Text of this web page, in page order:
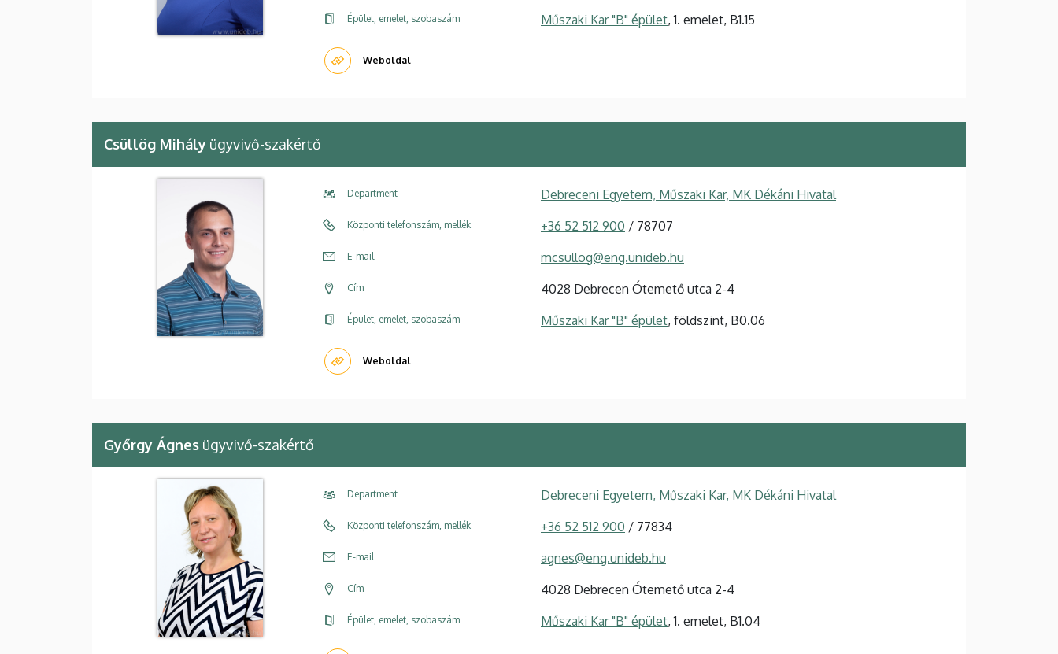
Épület, emelet, szobaszám Műszaki Kar "B" épület, 1. emelet, B1.15
Weboldal
Csüllög Mihály ügyvivő-szakértő
Department Debreceni Egyetem, Műszaki Kar, MK Dékáni Hivatal
Központi telefonszám, mellék +36 52 512 900 / 78707
E-mail mcsullog@eng.unideb.hu
Cím 4028 Debrecen Ótemető utca 2-4
Épület, emelet, szobaszám Műszaki Kar "B" épület, földszint, B0.06
Weboldal
Győrgy Ágnes ügyvivő-szakértő
Department Debreceni Egyetem, Műszaki Kar, MK Dékáni Hivatal
Központi telefonszám, mellék +36 52 512 900 / 77834
E-mail agnes@eng.unideb.hu
Cím 4028 Debrecen Ótemető utca 2-4
Épület, emelet, szobaszám Műszaki Kar "B" épület, 1. emelet, B1.04